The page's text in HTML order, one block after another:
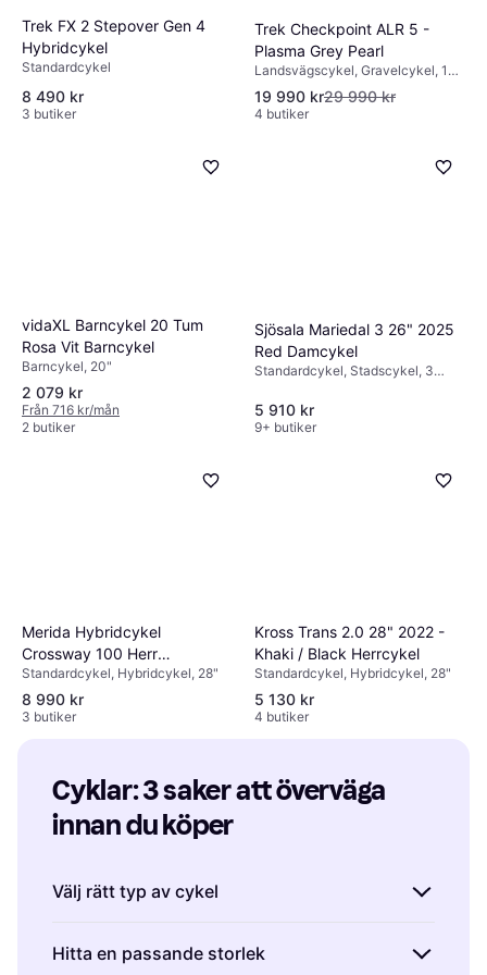
Trek FX 2 Stepover Gen 4
Hybridcykel
Standardcykel
8 490 kr
3 butiker
Trek Checkpoint ALR 5 -
Plasma Grey Pearl
Landsvägscykel, Gravelcykel, 12
växlar
19 990 kr29 990 kr
4 butiker
vidaXL Barncykel 20 Tum
Rosa Vit Barncykel
Barncykel, 20"
2 079 kr
Från 716 kr/mån
2 butiker
Sjösala Mariedal 3 26" 2025
Red Damcykel
Standardcykel, Stadscykel, 3
5 910 kr
9+ butiker
Merida Hybridcykel
Crossway 100 Herr
Svart/Silver L 2022 Herrcykel
Standardcykel, Hybridcykel, 28"
8 990 kr
3 butiker
Kross Trans 2.0 28" 2022 -
Khaki / Black Herrcykel
Standardcykel, Hybridcykel, 28"
5 130 kr
4 butiker
Cyklar: 3 saker att överväga
innan du köper
Välj rätt typ av cykel
tänka på vilken typ som bäst passar dina
Hitta en passande storlek